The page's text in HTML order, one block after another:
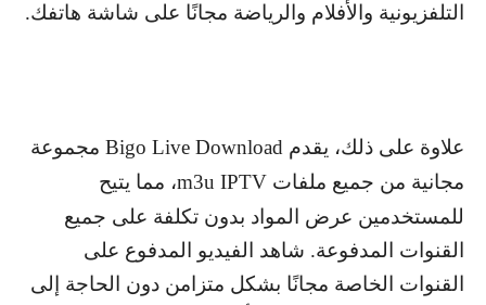
التلفزيونية والأفلام والرياضة مجانًا على شاشة هاتفك.
علاوة على ذلك، يقدم Bigo Live Download مجموعة
مجانية من جميع ملفات m3u IPTV، مما يتيح
للمستخدمين عرض المواد بدون تكلفة على جميع
القنوات المدفوعة. شاهد الفيديو المدفوع على
القنوات الخاصة مجانًا بشكل متزامن دون الحاجة إلى